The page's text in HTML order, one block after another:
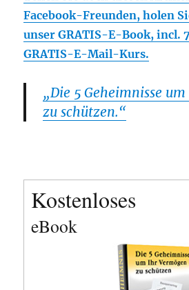
Facebook-Freunden, holen
unser GRATIS-E-Book,
GRATIS-E-Mail-Kurs.
„Die 5 Geheimnisse
zu schützen.“
Kostenloses
eBook